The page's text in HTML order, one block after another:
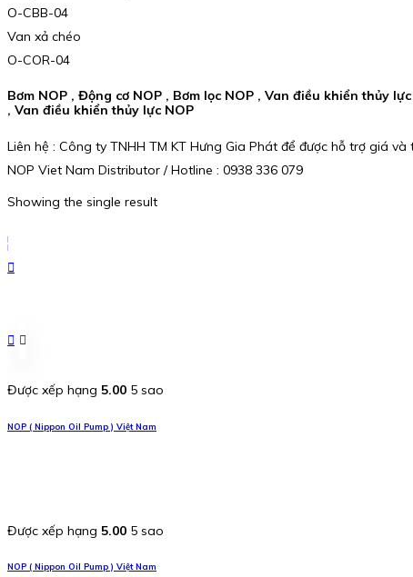
O-CBB-04
Van xả chéo
O-COR-04
Bơm NOP , Động cơ NOP , Bơm lọc NOP , Van điều khiển thủy
, Van điều khiển thủy lực NOP
Liên hệ : Công ty TNHH TM KT Hưng Gia Phát để được hỗ trợ giá
NOP Viet Nam Distributor / Hotline : 0938 336 079
Showing the single result
Được xếp hạng 5.00 5 sao
NOP ( Nippon Oil Pump ) Việt Nam
Được xếp hạng 5.00 5 sao
NOP ( Nippon Oil Pump ) Việt Nam